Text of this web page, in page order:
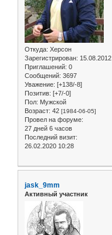
Откуда: Херсон
Зарегистрирован: 15.08.2012
Приглашений: 0
Сообщений: 3697
Уважение: [+138/-8]
Позитив: [+7/-0]
Пол: Мужской
Возраст: 42 [1984-06-05]
Провел на форуме:
27 дней 6 часов
Последний визит:
26.02.2020 10:28
jask_9mm
Активный участник